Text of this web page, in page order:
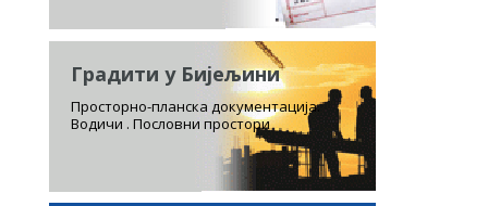
Градити у Бијељини
Просторно-планска документација.
Водичи . Пословни простори